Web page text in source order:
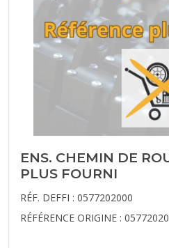
ENS. CHEMIN DE
PLUS FOURNI
RÉF. DEFFI : 0577202000
RÉFÉRENCE ORIGINE :